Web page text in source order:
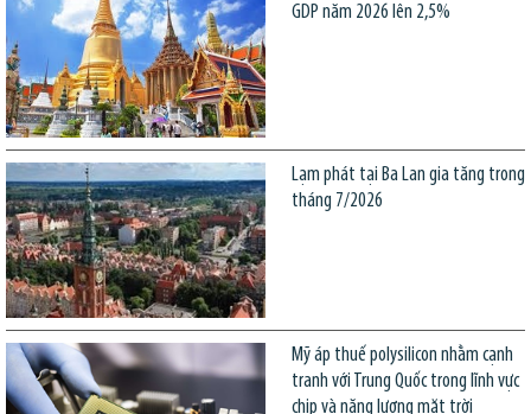
GDP năm 2026 lên 2,5%
Lạm phát tại Ba Lan gia tăng trong
tháng 7/2026
Mỹ áp thuế polysilicon nhằm cạnh
tranh với Trung Quốc trong lĩnh vực
chip và năng lượng mặt trời